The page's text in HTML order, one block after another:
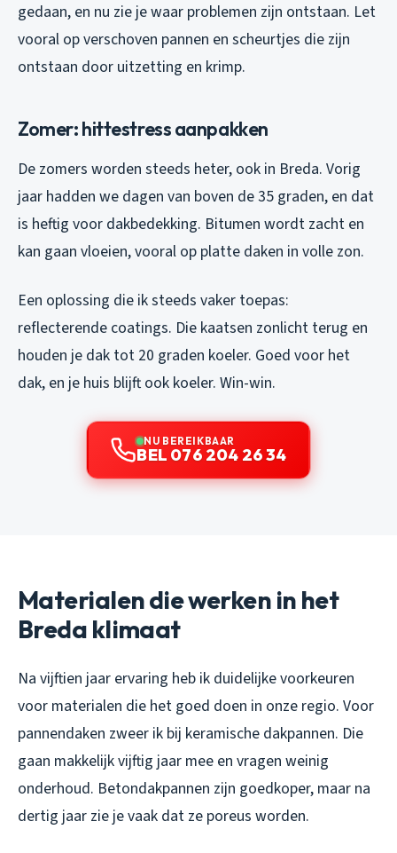
gedaan, en nu zie je waar problemen zijn ontstaan. Let
vooral op verschoven pannen en scheurtjes die zijn
ontstaan door uitzetting en krimp.
Zomer: hittestress aanpakken
De zomers worden steeds heter, ook in Breda. Vorig
jaar hadden we dagen van boven de 35 graden, en dat
is heftig voor dakbedekking. Bitumen wordt zacht en
kan gaan vloeien, vooral op platte daken in volle zon.
Een oplossing die ik steeds vaker toepas:
reflecterende coatings. Die kaatsen zonlicht terug en
houden je dak tot 20 graden koeler. Goed voor het
dak, en je huis blijft ook koeler. Win-win.
NU BEREIKBAAR
BEL 076 204 26 34
Materialen die werken in het
Breda klimaat
Na vijftien jaar ervaring heb ik duidelijke voorkeuren
voor materialen die het goed doen in onze regio. Voor
pannendaken zweer ik bij keramische dakpannen. Die
gaan makkelijk vijftig jaar mee en vragen weinig
onderhoud. Betondakpannen zijn goedkoper, maar na
dertig jaar zie je vaak dat ze poreus worden.